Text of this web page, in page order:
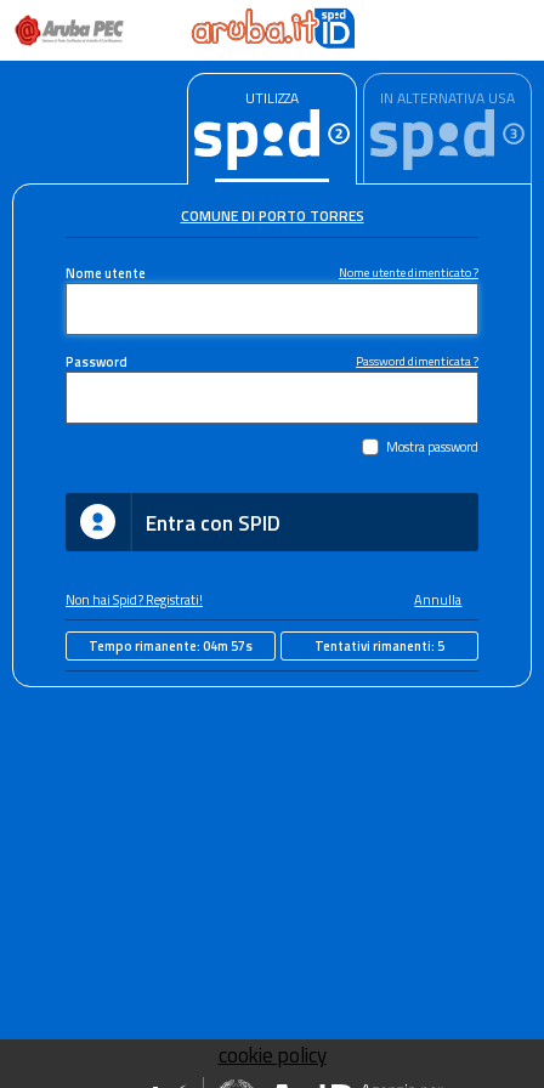
UTILIZZA IN ALTERNATIVA USA
COMUNE DI PORTO TORRES
Nome utente Nome utente dimenticato ?
Password Password dimenticata ?
Mostra password
Entra con SPID
Non hai Spid? Registrati! Annulla
Tempo rimanente:04m 57s Tentativi rimanenti:5
cookie policy